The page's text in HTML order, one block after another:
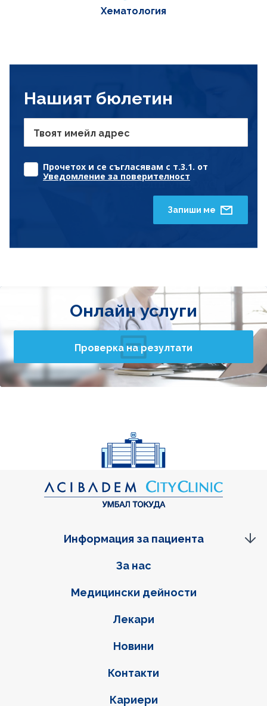
Хематология
Нашият бюлетин
Твоят имейл адрес
Прочетох и се съгласявам с т.3.1. от
Уведомление за поверителност
Запиши ме
Онлайн услуги
Проверка на резултати
Фуутер навигация
За нас
Медицински дейности
Лекари
Новини
Контакти
Кариери
Информация за пациента